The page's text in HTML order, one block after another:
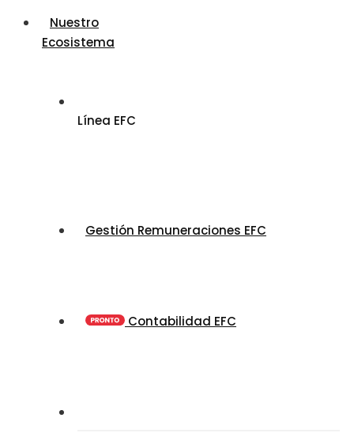
Nuestro
Ecosistema
Línea EFC
Gestión Remuneraciones EFC
Contabilidad EFC